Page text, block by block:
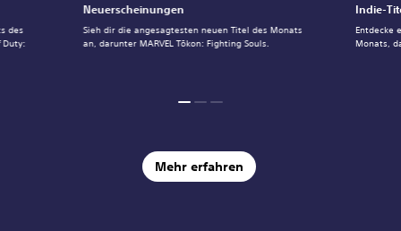
Neuerscheinungen
Sieh dir die angesagtesten neuen Titel des Monats
an, darunter MARVEL Tōkon: Fighting Souls.
Indie-
Entdecke
Monats,
des
Duty:
Mehr erfahren